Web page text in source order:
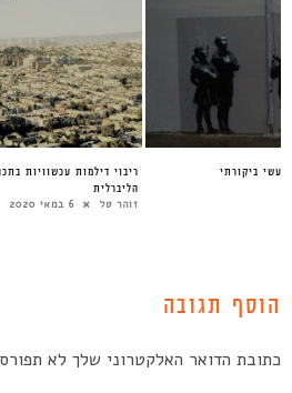
ריבוי דילמות עכשוויות
הליברלית
זוהר טל 6 במאי 2020
מעשי ביקורתי
הוסף תגובה
כתובת הדואר האלקטרוני שלך לא